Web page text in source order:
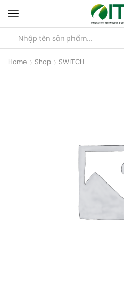
Home Shop SWITCH